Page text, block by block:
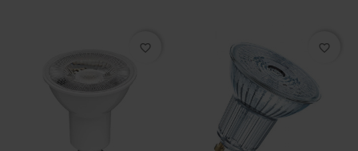
favorite_border favorite_border